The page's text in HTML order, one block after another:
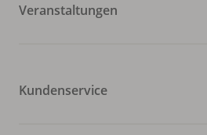
Veranstaltungen
Kundenservice